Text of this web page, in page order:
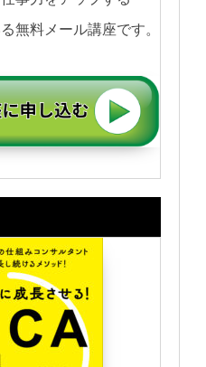
無料メール講座です。